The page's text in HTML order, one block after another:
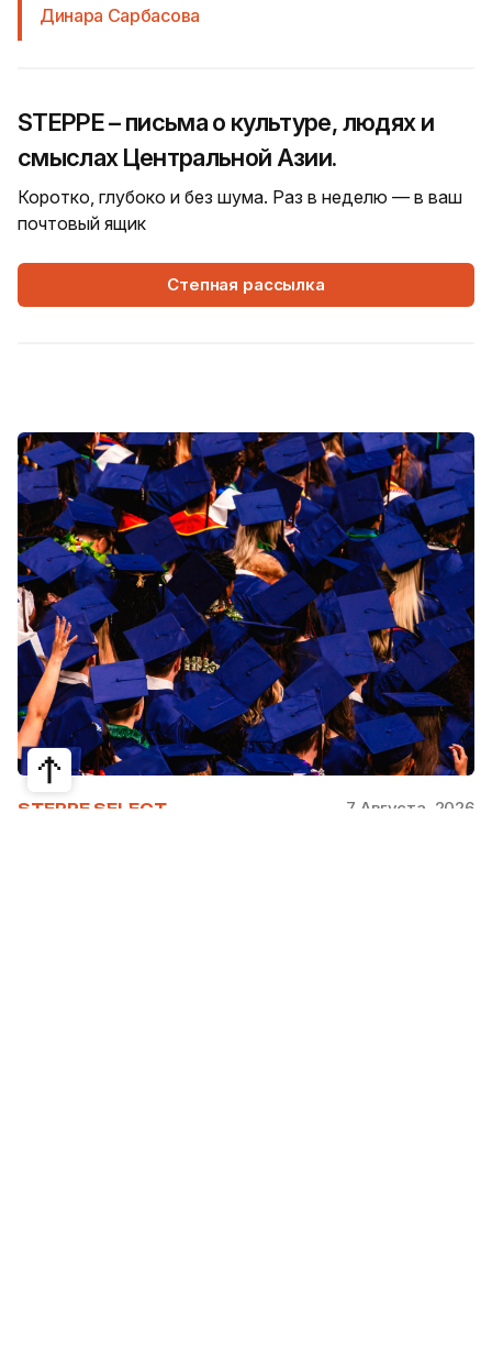
Динара Сарбасова
STEPPE – письма о культуре, людях и
смыслах Центральной Азии.
Коротко, глубоко и без шума. Раз в неделю — в ваш
почтовый ящик
Степная рассылка
STEPPE SELECT 7 Августа, 2026